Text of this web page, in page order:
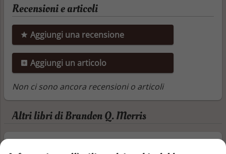
Recensioni e articoli
Aggiungi una recensione
Aggiungi un articolo
Non ci sono ancora recensioni o articoli
Altri libri di Brandon Q. Morris